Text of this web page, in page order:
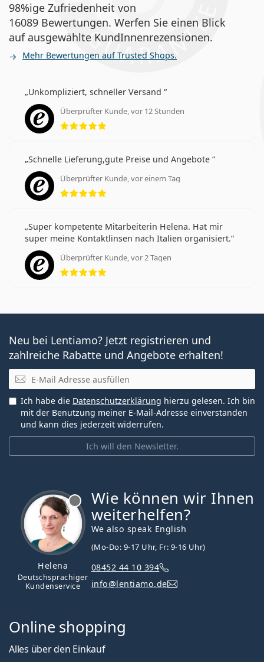
98%ige Zufriedenheit von
16089 Bewertungen. Werfen Sie einen Blick
auf ausgewählte KundInnenrezensionen.
Mehr Bewertungen auf Trusted Shops.
Unkompliziert, schneller Versand
Überprüfter Kunde, vor 12 Stunden
Bewertung 5 aus 5
Schnelle Lieferung,gute Preise und Angebote
Überprüfter Kunde, vor einem Tag
Bewertung 5 aus 5
Super kompetente Mitarbeiterin Helena. Hat mir
super meine Kontaktlinsen nach Italien organisiert.
Überprüfter Kunde, vor 2 Tagen
Bewertung 5 aus 5
Neu bei Lentiamo? Jetzt registrieren und
zahlreiche Rabatte und Angebote erhalten!
E-Mail
Ich will den Newsletter.
Ich habe die Datenschutzerklärung hierzu gelesen. Ich bin
mit der Benutzung meiner E-Mail-Adresse einverstanden
und kann dies jederzeit widerrufen.
Helena
Deutschsprachiger
Kundenservice
Wie können wir Ihnen
weiterhelfen?
We also speak English
(Mo-Do: 9-17 Uhr, Fr: 9-16 Uhr)
08452 44 10 394
info@lentiamo.de
Online shopping
Alles über den Einkauf